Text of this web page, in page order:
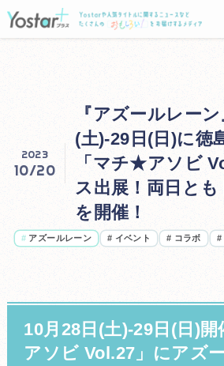
『アズールレー
(土)-29日(日)に徳
「マチ★アソビ
ス出展！両日と
を開催！
2023
10/20
# アズールレーン # イベント # コラボ #
10月28日(土)-29日(日)
アソビ Vol.27」にアズ